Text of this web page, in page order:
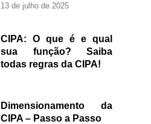
13 de julho de 2025
CIPA: O que é e qual
sua função? Saiba
todas regras da CIPA!
Dimensionamento da
CIPA – Passo a Passo